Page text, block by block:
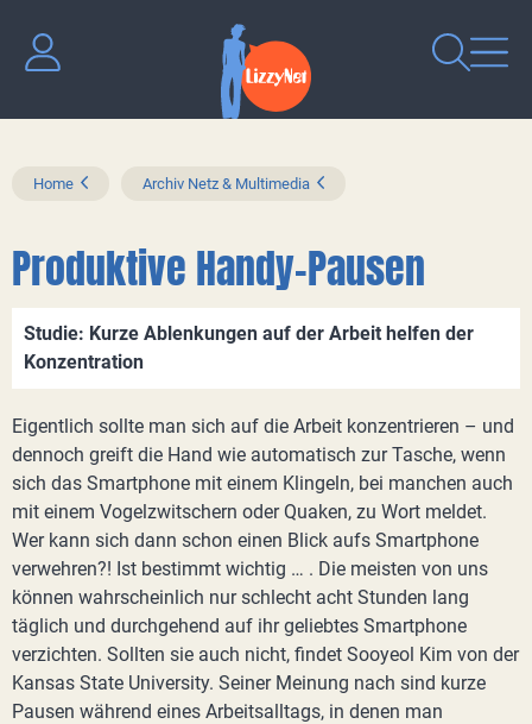
Home Archiv Netz & Multimedia
Produktive Handy-Pausen
Studie: Kurze Ablenkungen auf der Arbeit helfen der
Konzentration
Eigentlich sollte man sich auf die Arbeit konzentrieren – und
dennoch greift die Hand wie automatisch zur Tasche, wenn
sich das Smartphone mit einem Klingeln, bei manchen auch
mit einem Vogelzwitschern oder Quaken, zu Wort meldet.
Wer kann sich dann schon einen Blick aufs Smartphone
verwehren?! Ist bestimmt wichtig … . Die meisten von uns
können wahrscheinlich nur schlecht acht Stunden lang
täglich und durchgehend auf ihr geliebtes Smartphone
verzichten. Sollten sie auch nicht, findet Sooyeol Kim von der
Kansas State University. Seiner Meinung nach sind kurze
Pausen während eines Arbeitsalltags, in denen man